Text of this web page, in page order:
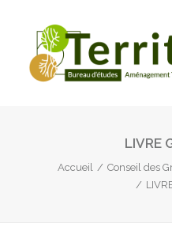
LE BUREAU
LIVRE
Accueil
Conseil des